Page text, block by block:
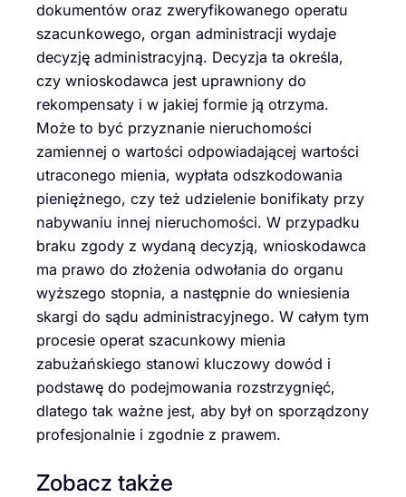
dokumentów oraz zweryfikowanego operatu
szacunkowego, organ administracji wydaje
decyzję administracyjną. Decyzja ta określa,
czy wnioskodawca jest uprawniony do
rekompensaty i w jakiej formie ją otrzyma.
Może to być przyznanie nieruchomości
zamiennej o wartości odpowiadającej wartości
utraconego mienia, wypłata odszkodowania
pieniężnego, czy też udzielenie bonifikaty przy
nabywaniu innej nieruchomości. W przypadku
braku zgody z wydaną decyzją, wnioskodawca
ma prawo do złożenia odwołania do organu
wyższego stopnia, a następnie do wniesienia
skargi do sądu administracyjnego. W całym tym
procesie operat szacunkowy mienia
zabużańskiego stanowi kluczowy dowód i
podstawę do podejmowania rozstrzygnięć,
dlatego tak ważne jest, aby był on sporządzony
profesjonalnie i zgodnie z prawem.
Zobacz także